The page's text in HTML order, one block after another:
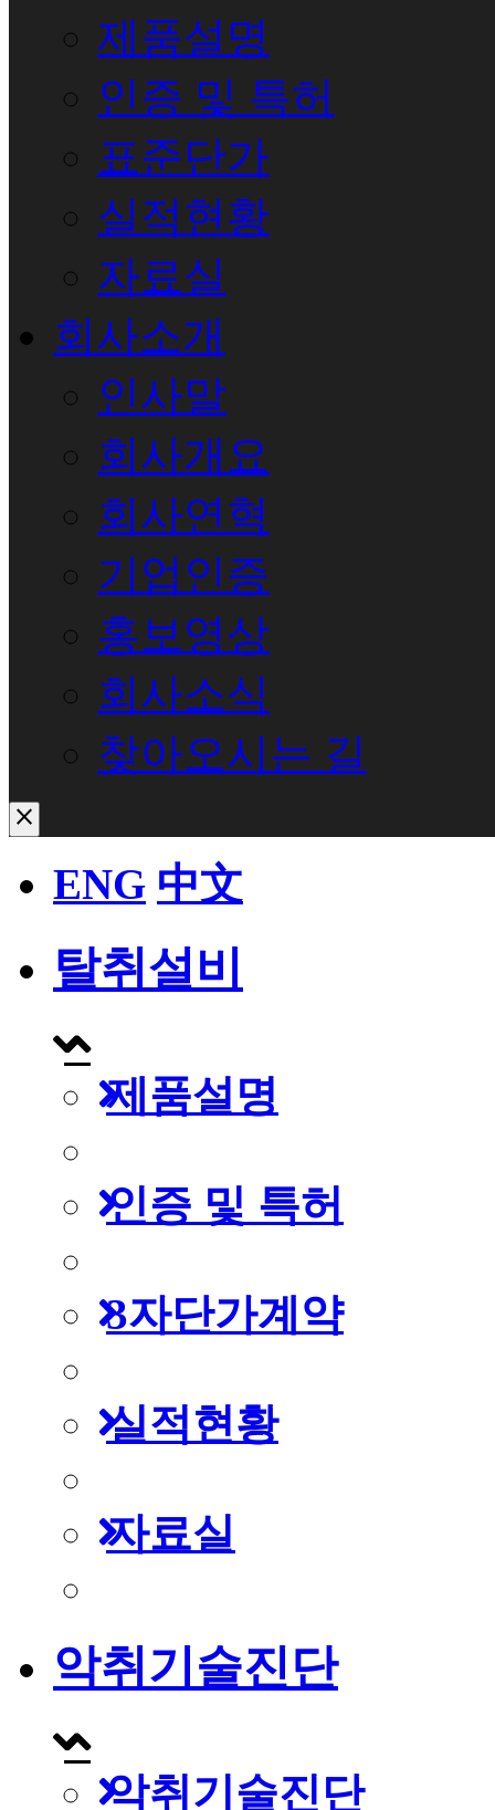
제품설명
인증 및 특허
표준단가
실적현황
자료실
회사소개
인사말
회사개요
회사연혁
기업인증
홍보영상
회사소식
찾아오시는 길
close
ENG 中文
탈취설비
제품설명
인증 및 특허
3자단가계약
실적현황
자료실
악취기술진단
악취기술진단